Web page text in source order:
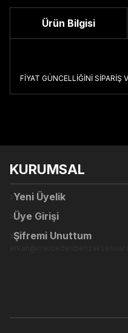
Ürün Bilgisi
FİYAT GÜNCELLİĞİNİ SİPARİŞ
Ürün açıklamasında
Bu ürüne benzer farklı
KURUMSAL
Yeni Üyelik
Üye Girişi
Şifremi Unuttum